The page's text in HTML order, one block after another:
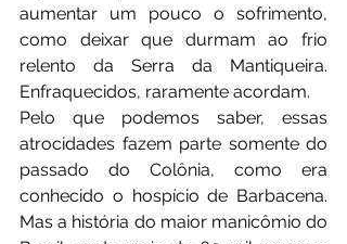
aumentar um pouco o sofrimento,
como deixar que durmam ao frio
relento da Serra da Mantiqueira.
Enfraquecidos, raramente acordam.
Pelo que podemos saber, essas
atrocidades fazem parte somente do
passado do Colônia, como era
conhecido o hospício de Barbacena.
Mas a história do maior manicômio do